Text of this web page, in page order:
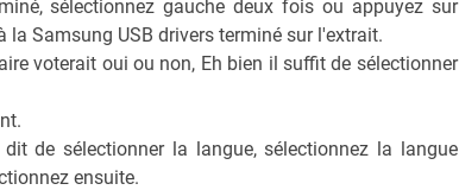
sélectionnez gauche deux fois ou appuyez sur
la Samsung USB drivers terminé sur l'extrait.
voterait oui ou non, Eh bien il suffit de sélectionner
de sélectionner la langue, sélectionnez la langue
ensuite.